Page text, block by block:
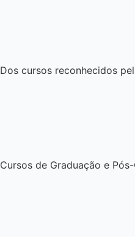
Dos cursos reconhecidos
Cursos de Graduação e